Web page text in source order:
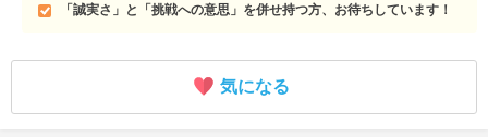
「誠実さ」と「挑戦への意思」を併せ持つ方、お待ちしています！
気になる